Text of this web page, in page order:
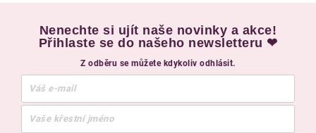
Nenechte si ujít naše novinky a akce!
Přihlaste se do našeho newsletteru ❤
Z odběru se můžete kdykoliv odhlásit.